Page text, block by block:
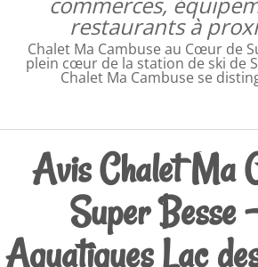
restaurants à
Chalet Ma Cambuse au Cœur de
plein cœur de la station de ski de
Chalet Ma Cambuse se
Avis Chalet Ma
Super Besse
Aquatiques Lac